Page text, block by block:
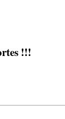
!!!